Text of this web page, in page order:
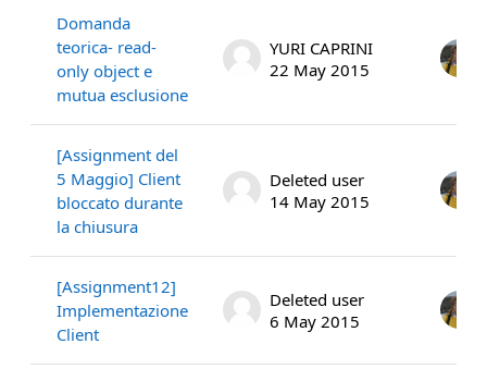
Domanda
teorica- read-
only object e
mutua esclusione
YURI CAPRINI
22 May 2015
[Assignment del
5 Maggio] Client
bloccato durante
la chiusura
Deleted user
14 May 2015
[Assignment12]
Implementazione
Client
Deleted user
6 May 2015